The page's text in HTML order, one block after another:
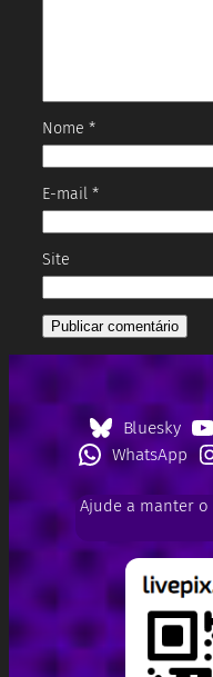
Nome *
E-mail *
Site
Bluesky
WhatsApp
Ajude a manter o